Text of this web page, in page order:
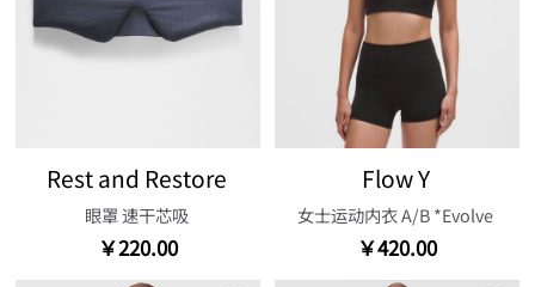
Rest and Restore
眼罩 速干芯吸
￥220.00
Flow Y
女士运动内衣 A/B *Evolve
￥420.00